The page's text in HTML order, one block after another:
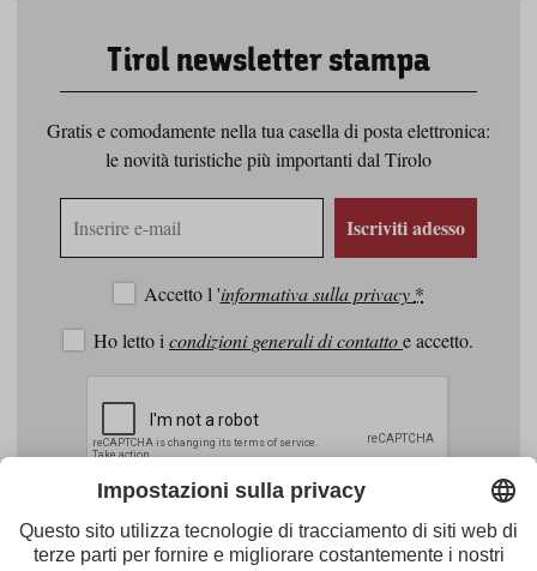
Tirol newsletter stampa
Gratis e comodamente nella tua casella di posta elettronica:
le novità turistiche più importanti dal Tirolo
Iscriviti adesso
Accetto l 'informativa sulla privacy *
Ho letto i condizioni generali di contattoe accetto.